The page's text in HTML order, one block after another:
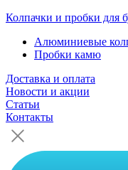
Колпачки и пробки для
Алюминиевые
Пробки камю
Доставка и оплата
Новости и акции
Статьи
Контакты